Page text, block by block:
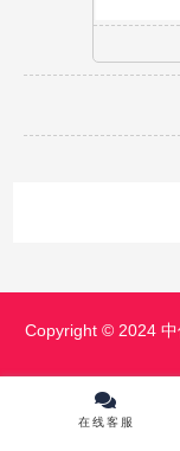
镜头前表演进修班
Copyright © 2024
在线客服